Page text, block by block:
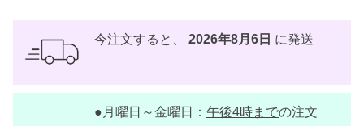
カ
パ
今注文すると、 2026年8月6日 に発送
●月曜日～金曜日： 午後4時までの注文